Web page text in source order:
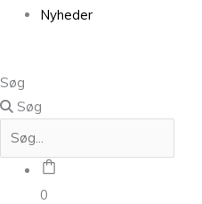
Nyheder
Søg
Søg
0